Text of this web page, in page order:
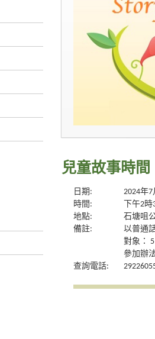
兒童故事時間
日期:
2024年
時間:
下午2
地點:
石塘咀
備註:
以普通
對象：
參加辦
查詢電話: